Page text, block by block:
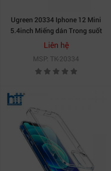
Ugreen 20334 Iphone 12 Mini
5.4inch Miếng dán Trong suốt
9H cường lực bảo vệ chống rơi
SP158 20020334
Liên hệ
MSP: TK-20334